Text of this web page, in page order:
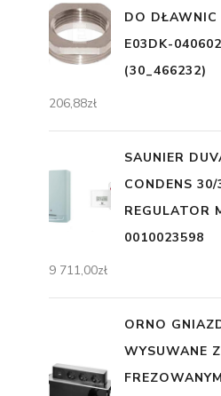
DO DŁAWNIC
E03DK-
(30_466232)
206,88zł
SAUNIER
CONDENS
REGULATOR
0010023598
9 711,00zł
ORNO
WYSUWANE